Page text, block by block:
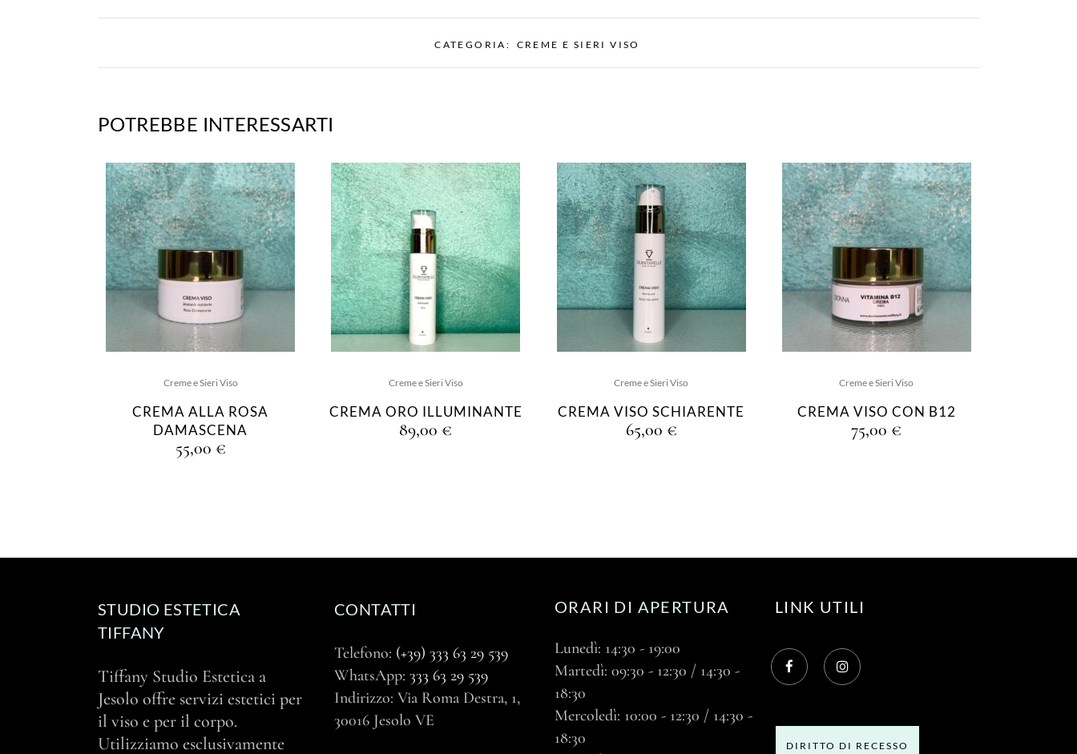
CATEGORIA: CREME E SIERI VISO
POTREBBE INTERESSARTI
Creme e Sieri Viso
CREMA ALLA ROSA
DAMASCENA
55,00 €
Creme e Sieri Viso
CREMA ORO ILLUMINANTE
89,00 €
Creme e Sieri Viso
CREMA VISO SCHIARENTE
65,00 €
Creme e Sieri Viso
CREMA VISO CON B12
75,00 €
STUDIO ESTETICA
TIFFANY
Tiffany Studio Estetica a
Jesolo offre servizi estetici per
il viso e per il corpo.
Utilizziamo esclusivamente
CONTATTI
Telefono: (+39) 333 63 29 539
WhatsApp: 333 63 29 539
Indirizzo: Via Roma Destra, 1,
30016 Jesolo VE
ORARI DI APERTURA
Lunedì: 14:30 - 19:00
Martedì: 09:30 - 12:30 / 14:30 -
18:30
Mercoledì: 10:00 - 12:30 / 14:30 -
18:30
LINK UTILI
DIRITTO DI RECESSO